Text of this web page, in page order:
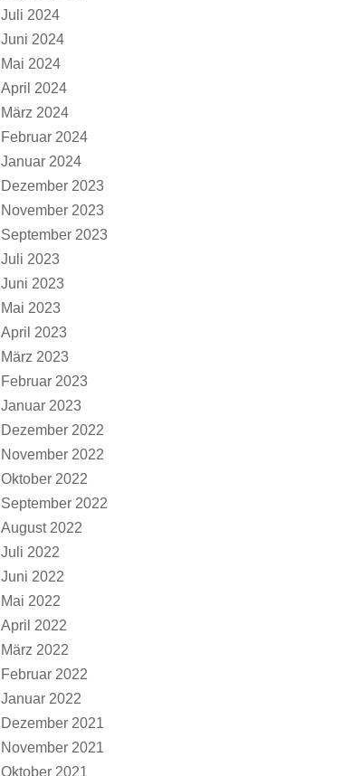
Juli 2024
Juni 2024
Mai 2024
April 2024
März 2024
Februar 2024
Januar 2024
Dezember 2023
November 2023
September 2023
Juli 2023
Juni 2023
Mai 2023
April 2023
März 2023
Februar 2023
Januar 2023
Dezember 2022
November 2022
Oktober 2022
September 2022
August 2022
Juli 2022
Juni 2022
Mai 2022
April 2022
März 2022
Februar 2022
Januar 2022
Dezember 2021
November 2021
Oktober 2021